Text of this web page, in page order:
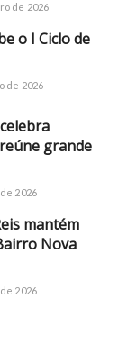
de 2026
o I Ciclo de
de 2026
grande
2026
mantém
Nova
2026